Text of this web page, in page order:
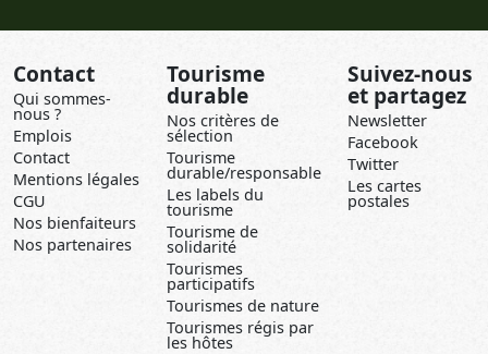
Contact
Qui sommes-
nous ?
Emplois
Contact
Mentions légales
CGU
Nos bienfaiteurs
Nos partenaires
Tourisme
durable
Nos critères de
sélection
Tourisme
durable/responsable
Les labels du
tourisme
Tourisme de
solidarité
Tourismes
participatifs
Tourismes de nature
Tourismes régis par
les hôtes
Suivez-nous
et partagez
Newsletter
Facebook
Twitter
Les cartes
postales